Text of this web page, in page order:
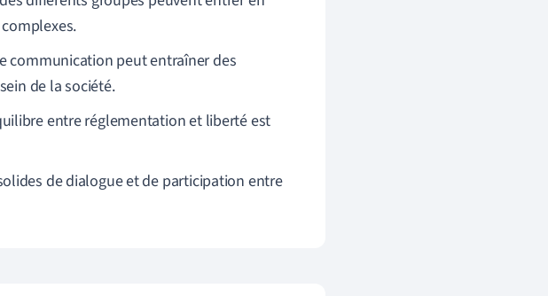
communication peut entraîner des
de la société.
entre réglementation et liberté est
de dialogue et de participation entre